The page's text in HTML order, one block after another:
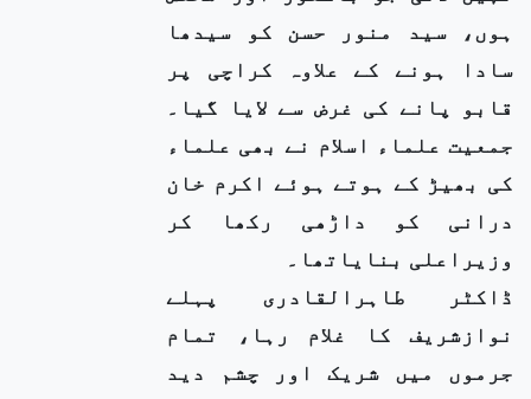
ہوں، سید منور حسن کو سیدھا
سادا ہونے کے علاوہ کراچی پر
قابو پانے کی غرض سے لایا گیا۔
جمعیت علماء اسلام نے بھی علماء
کی بھیڑ کے ہوتے ہوئے اکرم خان
درانی کو داڑھی رکھا کر
وزیراعلی بنایاتھا۔
ڈاکٹر طاہرالقادری پہلے
نوازشریف کا غلام رہا، تمام
جرموں میں شریک اور چشم دید